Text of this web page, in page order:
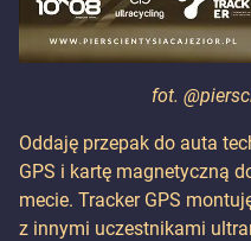
fot.
Oddaję przepak do auta
GPS i kartę magnetyczną
mecie. Tracker GPS
z innymi uczestnikami